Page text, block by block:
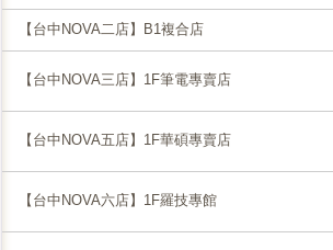
【台中NOVA二店】B1複合店
【台中NOVA三店】1F筆電專賣店
【台中NOVA五店】1F華碩專賣店
【台中NOVA六店】1F羅技專館